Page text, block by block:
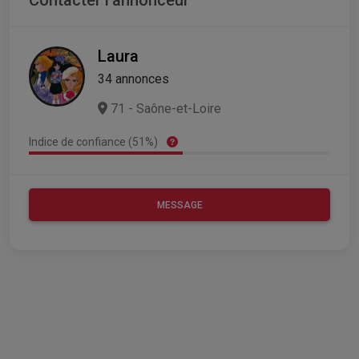
Laura
34 annonces
71 - Saône-et-Loire
Indice de confiance (51%)
MESSAGE